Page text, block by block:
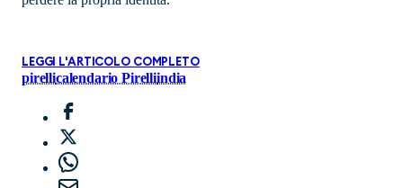
LEGGI L'ARTICOLO COMPLETO
pirellicalendario Pirelliindia